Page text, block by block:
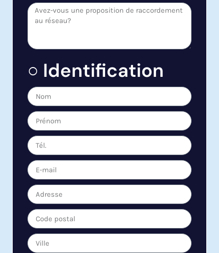
○ Identification